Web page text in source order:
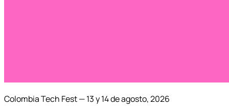
Colombia Tech Fest — 13 y 14 de agosto, 2026